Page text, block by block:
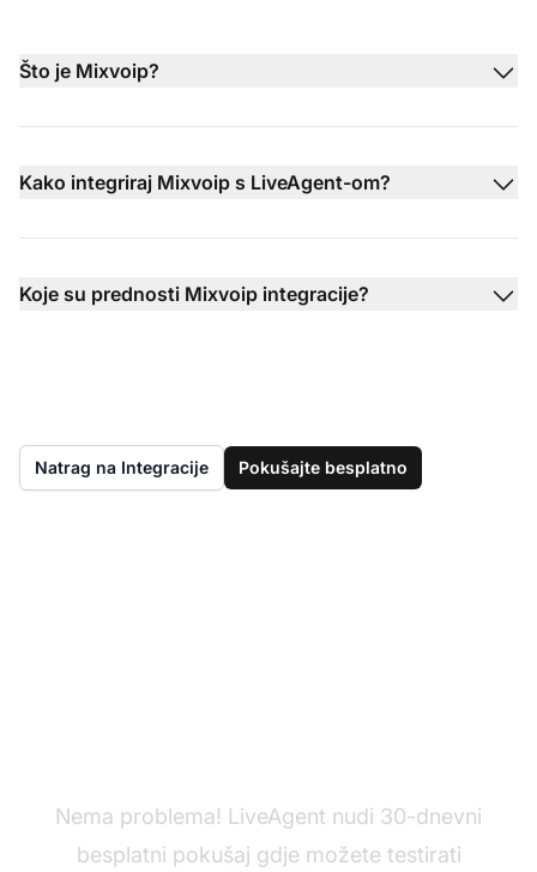
Što je Mixvoip?
Kako integriraj Mixvoip s LiveAgent-om?
Koje su prednosti Mixvoip integracije?
Natrag na Integracije Pokušajte besplatno
Nema problema! LiveAgent nudi 30-dnevni
besplatni pokušaj gdje možete testirati